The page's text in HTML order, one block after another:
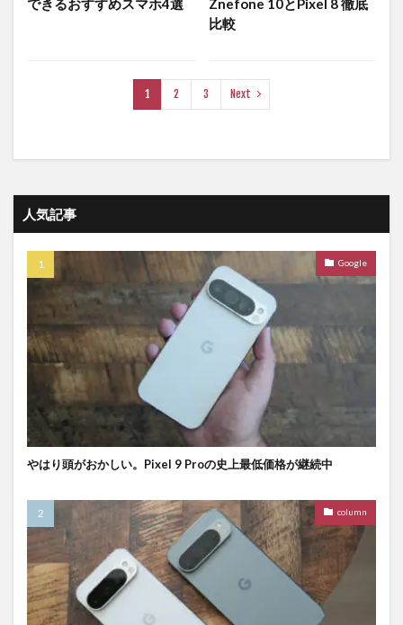
できるおすすめスマホ4選
Znefone 10とPixel 8 徹底
比較
1 2 3 Next
人気記事
Google
やはり頭がおかしい。Pixel 9 Proの史上最低価格が継続中
column